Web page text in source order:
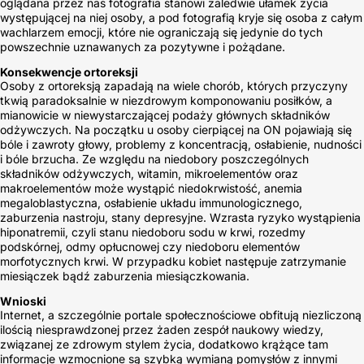
oglądana przez nas fotografia stanowi zaledwie ułamek życia
występującej na niej osoby, a pod fotografią kryje się osoba z całym
wachlarzem emocji, które nie ograniczają się jedynie do tych
powszechnie uznawanych za pozytywne i pożądane.
Konsekwencje ortoreksji
Osoby z ortoreksją zapadają na wiele chorób, których przyczyny
tkwią paradoksalnie w niezdrowym komponowaniu posiłków, a
mianowicie w niewystarczającej podaży głównych składników
odżywczych. Na początku u osoby cierpiącej na ON pojawiają się
bóle i zawroty głowy, problemy z koncentracją, osłabienie, nudności
i bóle brzucha. Ze względu na niedobory poszczególnych
składników odżywczych, witamin, mikroelementów oraz
makroelementów może wystąpić niedokrwistość, anemia
megaloblastyczna, osłabienie układu immunologicznego,
zaburzenia nastroju, stany depresyjne. Wzrasta ryzyko wystąpienia
hiponatremii, czyli stanu niedoboru sodu w krwi, rozedmy
podskórnej, odmy opłucnowej czy niedoboru elementów
morfotycznych krwi. W przypadku kobiet następuje zatrzymanie
miesiączek bądź zaburzenia miesiączkowania.
Wnioski
Internet, a szczególnie portale społecznościowe obfitują niezliczoną
ilością niesprawdzonej przez żaden zespół naukowy wiedzy,
związanej ze zdrowym stylem życia, dodatkowo krążące tam
informacje wzmocnione są szybką wymianą pomysłów z innymi